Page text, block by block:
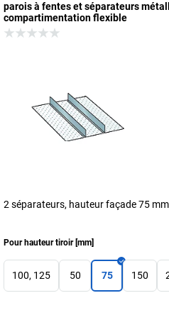
parois à fentes et séparateurs
compartimentation flexible
2 séparateurs, hauteur façade 75 mm
Pour hauteur tiroir[mm]
100, 125 50 75 150